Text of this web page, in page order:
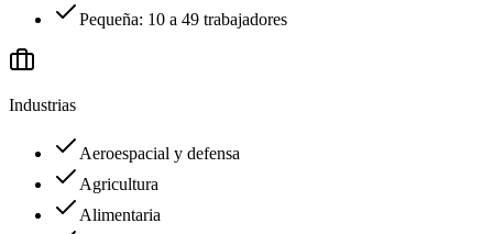
Pequeña: 10 a 49 trabajadores
Industrias
Aeroespacial y defensa
Agricultura
Alimentaria